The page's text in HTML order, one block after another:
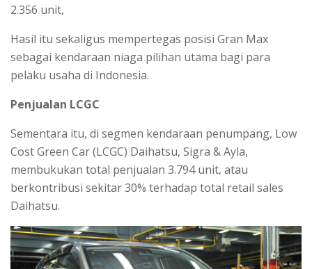
2.356 unit,
Hasil itu sekaligus mempertegas posisi Gran Max
sebagai kendaraan niaga pilihan utama bagi para
pelaku usaha di Indonesia.
Penjualan LCGC
Sementara itu, di segmen kendaraan penumpang, Low
Cost Green Car (LCGC) Daihatsu, Sigra & Ayla,
membukukan total penjualan 3.794 unit, atau
berkontribusi sekitar 30% terhadap total retail sales
Daihatsu.